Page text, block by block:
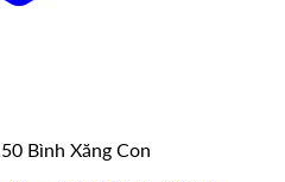
Bình Xăng Con